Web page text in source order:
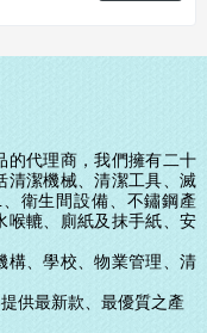
的代理商，我們擁有二十
清潔機械、清潔工具、滅
衛生間設備、 不鏽鋼產
喉轆、廁紙及抹手紙、安
構、學校、物業管理、清
供最新款、 最優質之產